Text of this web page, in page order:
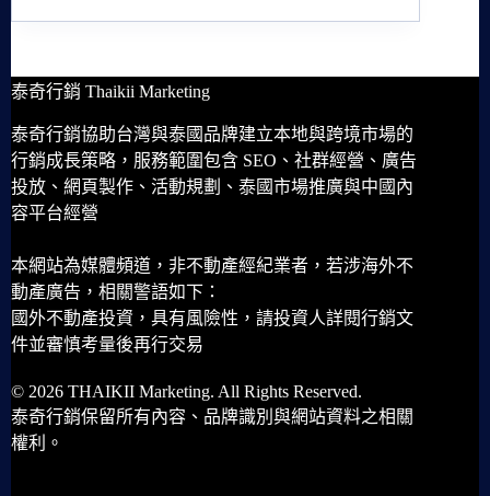
泰奇行銷 Thaikii Marketing
泰奇行銷協助台灣與泰國品牌建立本地與跨境市場的
行銷成長策略，服務範圍包含 SEO、社群經營、廣告
投放、網頁製作、活動規劃、泰國市場推廣與中國內
容平台經營
本網站為媒體頻道，非不動產經紀業者，若涉海外不
動產廣告，相關警語如下：
國外不動產投資，具有風險性，請投資人詳閱行銷文
件並審慎考量後再行交易
© 2026 THAIKII Marketing. All Rights Reserved.
泰奇行銷保留所有內容、品牌識別與網站資料之相關
權利。